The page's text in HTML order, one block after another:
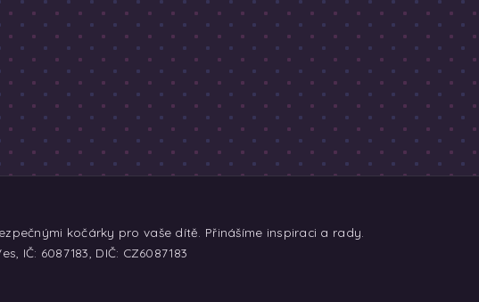
kočárky pro vaše dítě. Přinášíme inspiraci a rady.
IČ: 6087183, DIČ: CZ6087183